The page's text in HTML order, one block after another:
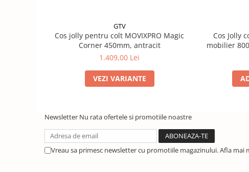
GTV
Cos jolly pentru colt MOVIXPRO Magic
Corner 450mm, antracit
1.409,00 Lei
VEZI VARIANTE
Cos Jolly
mobilier
Newsletter Nu rata ofertele si promotiile noastre
Vreau sa primesc newsletter cu promotiile magazinului. Afla mai